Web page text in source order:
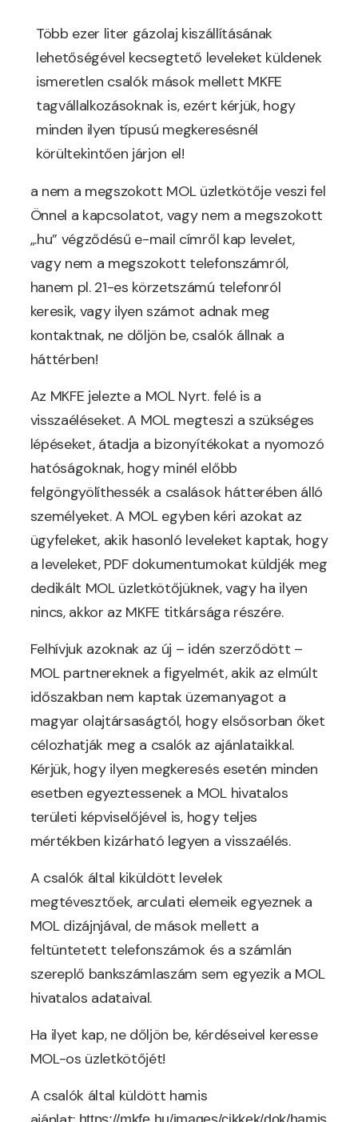
Több ezer liter gázolaj kiszállításának
lehetőségével kecsegtető leveleket küldenek
ismeretlen csalók mások mellett MKFE
tagvállalkozásoknak is, ezért kérjük, hogy
minden ilyen típusú megkeresésnél
körültekintően járjon el!
a nem a megszokott MOL üzletkötője veszi fel
Önnel a kapcsolatot, vagy nem a megszokott
„.hu” végződésű e-mail címről kap levelet,
vagy nem a megszokott telefonszámról,
hanem pl. 21-es körzetszámú telefonról
keresik, vagy ilyen számot adnak meg
kontaktnak, ne dőljön be, csalók állnak a
háttérben!
Az MKFE jelezte a MOL Nyrt. felé is a
visszaéléseket. A MOL megteszi a szükséges
lépéseket, átadja a bizonyítékokat a nyomozó
hatóságoknak, hogy minél előbb
felgöngyölíthessék a csalások hátterében álló
személyeket. A MOL egyben kéri azokat az
ügyfeleket, akik hasonló leveleket kaptak, hogy
a leveleket, PDF dokumentumokat küldjék meg
dedikált MOL üzletkötőjüknek, vagy ha ilyen
nincs, akkor az MKFE titkársága részére.
Felhívjuk azoknak az új – idén szerződött –
MOL partnereknek a figyelmét, akik az elmúlt
időszakban nem kaptak üzemanyagot a
magyar olajtársaságtól, hogy elsősorban őket
célozhatják meg a csalók az ajánlataikkal.
Kérjük, hogy ilyen megkeresés esetén minden
esetben egyeztessenek a MOL hivatalos
területi képviselőjével is, hogy teljes
mértékben kizárható legyen a visszaélés.
A csalók által kiküldött levelek
megtévesztőek, arculati elemeik egyeznek a
MOL dizájnjával, de mások mellett a
feltüntetett telefonszámok és a számlán
szereplő bankszámlaszám sem egyezik a MOL
hivatalos adataival.
Ha ilyet kap, ne dőljön be, kérdéseivel keresse
MOL-os üzletkötőjét!
A csalók által küldött hamis